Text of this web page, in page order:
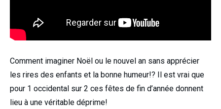
Comment imaginer Noël ou le nouvel an sans apprécier
les rires des enfants et la bonne humeur!? Il est vrai que
pour 1 occidental sur 2 ces fêtes de fin d’année donnent
lieu à une véritable déprime!